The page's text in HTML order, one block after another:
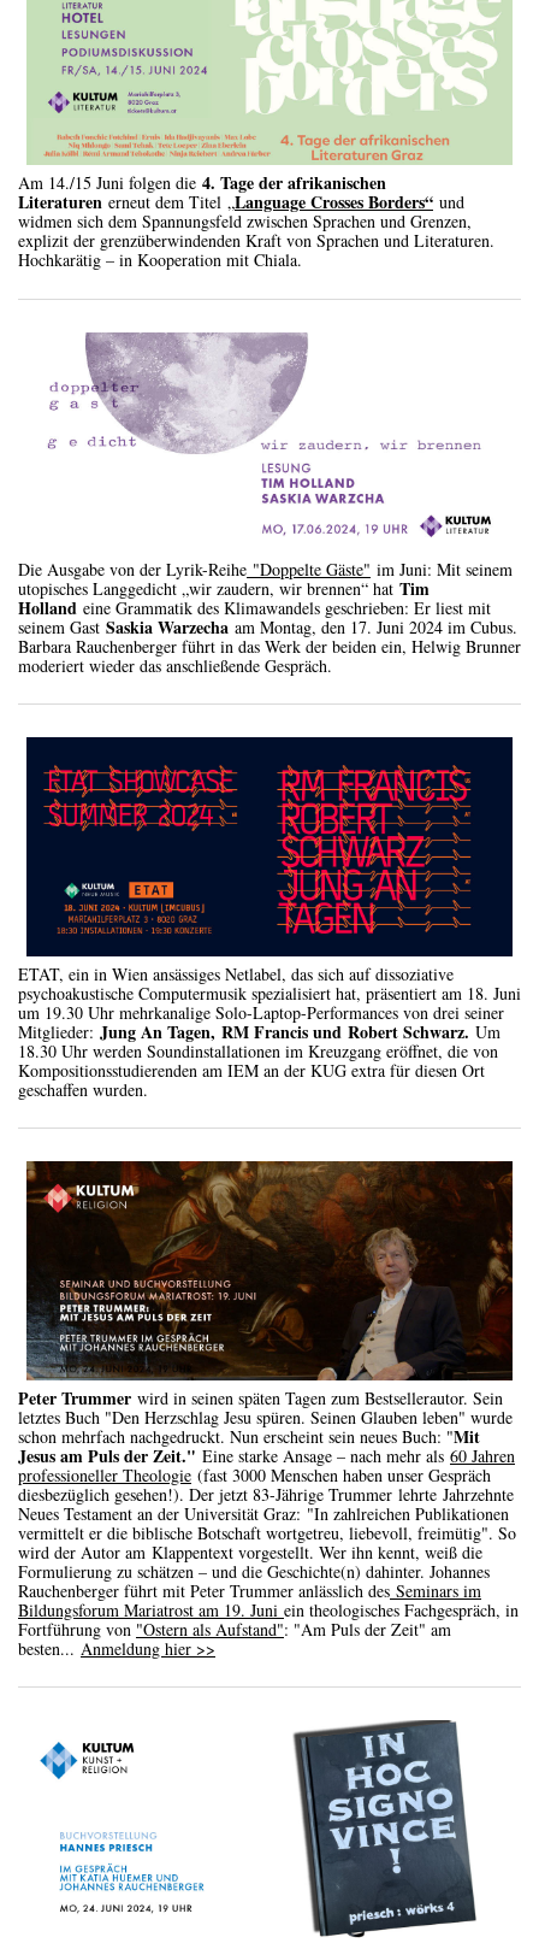
Am 14./15 Juni folgen die 4. Tage der afrikanischen
Literaturen erneut dem Titel „Language Crosses Borders“ und
widmen sich dem Spannungsfeld zwischen Sprachen und Grenzen,
explizit der grenzüberwindenden Kraft von Sprachen und Literaturen.
Hochkarätig – in Kooperation mit Chiala.
Die Ausgabe von der Lyrik-Reihe "Doppelte Gäste" im Juni: Mit seinem
utopisches Langgedicht „wir zaudern, wir brennen“ hat Tim
Holland eine Grammatik des Klimawandels geschrieben: Er liest mit
seinem Gast Saskia Warzecha am Montag, den 17. Juni 2024 im Cubus.
Barbara Rauchenberger führt in das Werk der beiden ein, Helwig Brunner
moderiert wieder das anschließende Gespräch.
ETAT, ein in Wien ansässiges Netlabel, das sich auf dissoziative
psychoakustische Computermusik spezialisiert hat, präsentiert am 18. Juni
um 19.30 Uhr mehrkanalige Solo-Laptop-Performances von drei seiner
Mitglieder: Jung An Tagen, RM Francis und Robert Schwarz. Um
18.30 Uhr werden Soundinstallationen im Kreuzgang eröffnet, die von
Kompositionsstudierenden am IEM an der KUG extra für diesen Ort
geschaffen wurden.
Peter Trummer wird in seinen späten Tagen zum Bestsellerautor. Sein
letztes Buch "Den Herzschlag Jesu spüren. Seinen Glauben leben" wurde
schon mehrfach nachgedruckt. Nun erscheint sein neues Buch: "Mit
Jesus am Puls der Zeit." Eine starke Ansage – nach mehr als 60 Jahren
professioneller Theologie (fast 3000 Menschen haben unser Gespräch
diesbezüglich gesehen!). Der jetzt 83-Jährige Trummer lehrte Jahrzehnte
Neues Testament an der Universität Graz: "In zahlreichen Publikationen
vermittelt er die biblische Botschaft wortgetreu, liebevoll, freimütig". So
wird der Autor am Klappentext vorgestellt. Wer ihn kennt, weiß die
Formulierung zu schätzen – und die Geschichte(n) dahinter. Johannes
Rauchenberger führt mit Peter Trummer anlässlich des Seminars im
Bildungsforum Mariatrost am 19. Juni ein theologisches Fachgespräch, in
Fortführung von "Ostern als Aufstand": "Am Puls der Zeit" am
besten... Anmeldung hier >>